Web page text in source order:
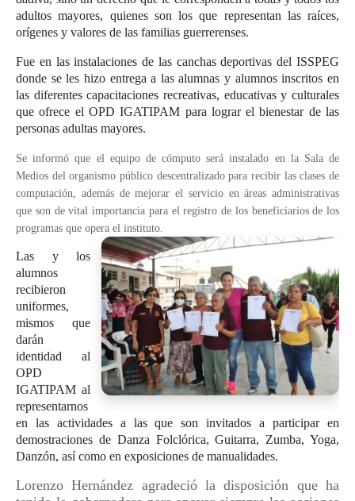
adultos mayores, quienes son los que representan las raíces,
orígenes y valores de las familias guerrerenses.
Fue en las instalaciones de las canchas deportivas del ISSPEG
donde se les hizo entrega a las alumnas y alumnos inscritos en
las diferentes capacitaciones recreativas, educativas y culturales
que ofrece el OPD IGATIPAM para lograr el bienestar de las
personas adultas mayores.
Se informó que el equipo de cómputo será instalado en la Sala de
Medios del organismo público descentralizado para recibir las clases de
computación, además de mejorar el servicio en áreas administrativas
que son de vital importancia para el registro de los beneficiarios de los
programas que opera el instituto.
Las y los
alumnos
recibieron
uniformes,
mismos que
darán
identidad al
OPD
IGATIPAM al
representarnos
en las actividades a las que son invitados a participar en
demostraciones de Danza Folclórica, Guitarra, Zumba, Yoga,
Danzón, así como en exposiciones de manualidades.
Lorenzo Hernández agradeció la disposición que ha